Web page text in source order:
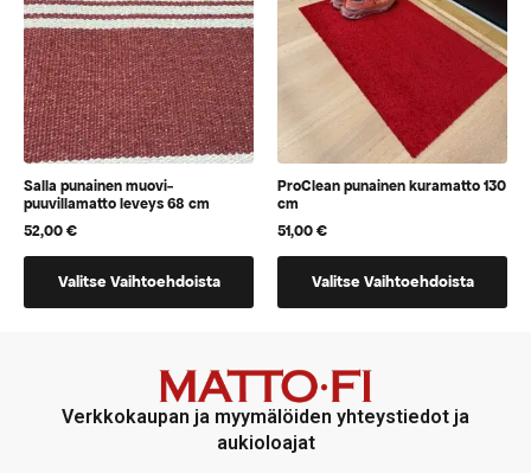
Salla punainen muovi-
puuvillamatto leveys 68 cm
52,00€
Valitse Vaihtoehdoista
voidaan
ProClean punainen kuramatto 130
cm
51,00€
Valitse Vaihtoehdoista
jotka
voidaan
valita
tuotteen
Verkkokaupan ja myymälöiden yhteystiedot ja
aukioloajat